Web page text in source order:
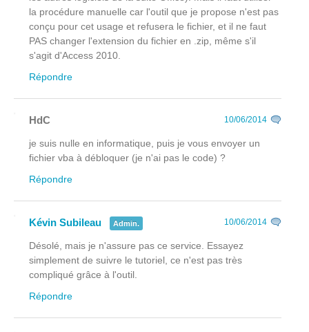
la procédure manuelle car l'outil que je propose n'est pas
conçu pour cet usage et refusera le fichier, et il ne faut
PAS changer l'extension du fichier en .zip, même s'il
s'agit d'Access 2010.
Répondre
HdC 10/06/2014
je suis nulle en informatique, puis je vous envoyer un
fichier vba à débloquer (je n'ai pas le code) ?
Répondre
Kévin Subileau Admin. 10/06/2014
Désolé, mais je n'assure pas ce service. Essayez
simplement de suivre le tutoriel, ce n'est pas très
compliqué grâce à l'outil.
Répondre